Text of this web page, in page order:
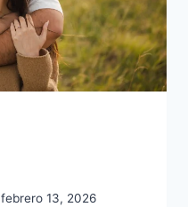
febrero 13, 2026